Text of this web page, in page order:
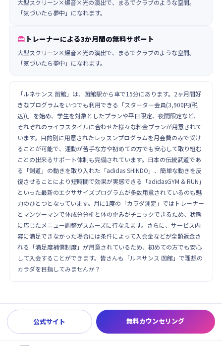
大型スクリーン×爆音×光の演出で、まるでクラブのような空間。
「気づいたら夢中」になれます。
 トレーナーによる3か月間の無料サポート
大型スクリーン×爆音×光の演出で、まるでクラブのような空間。
「気づいたら夢中」になれます。
「ルネサンス 函館」は、函館駅から車で15分にあります。2ヶ月間好
きなプログラムをいつでも利用できる「スターター会員(3,900円(税
込))」を始め、学生を対象としたプランや平日限定、夜間限定など、
それぞれのライフスタイルに合わせた様々な料金プランが用意されて
います。目的別に用意されたレッスンプログラムを月会費のみで受け
ることが可能で、運動が苦手な方や初めての方でも安心して取り組む
ことの出来るサポート体制も完備されています。日本の伝統武道であ
る「剣道」の動きを取り入れた「adidas SHINDO」、簡単な動きを反
復させることにより短時間で効果が実感できる「adidasGYM & RUN」
といった最新のエクササイズプログラムが多数用意されているのも魅
力のひとつとなっています。月に1度の「カラダ測定」ではトレーナー
とマンツーマンで体成分分析と体の歪みがチェックできるため、状態
に応じたメニュー調整がスムーズに行なえます。さらに、サービス内
容に満足できなかった場合には条件によって入会金などが全額返金さ
れる「満足度補償制度」が用意されているため、初めての方でも安心
して入会することができます。皆さんも「ルネサンス 函館」で理想の
カラダを目指してみませんか？
公式サイト 無料カウンセリング